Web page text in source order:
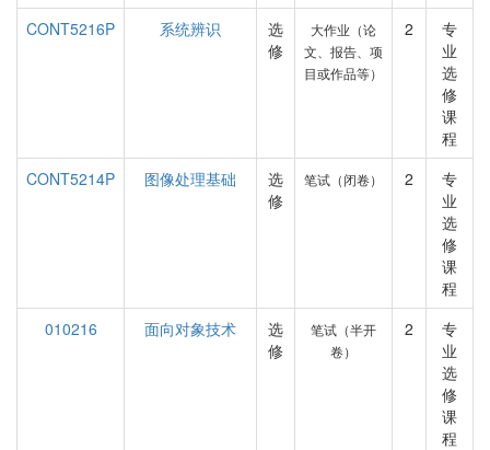
CONT5216P
系统辨识
选
修
大作业（论
文、报告、项
目或作品等）
2
专
业
选
修
课
程
CONT5214P
图像处理基础
选
修
笔试（闭卷） 2
专
业
选
修
课
程
010216
面向对象技术
选
修
笔试（半开
卷）
2
专
业
选
修
课
程